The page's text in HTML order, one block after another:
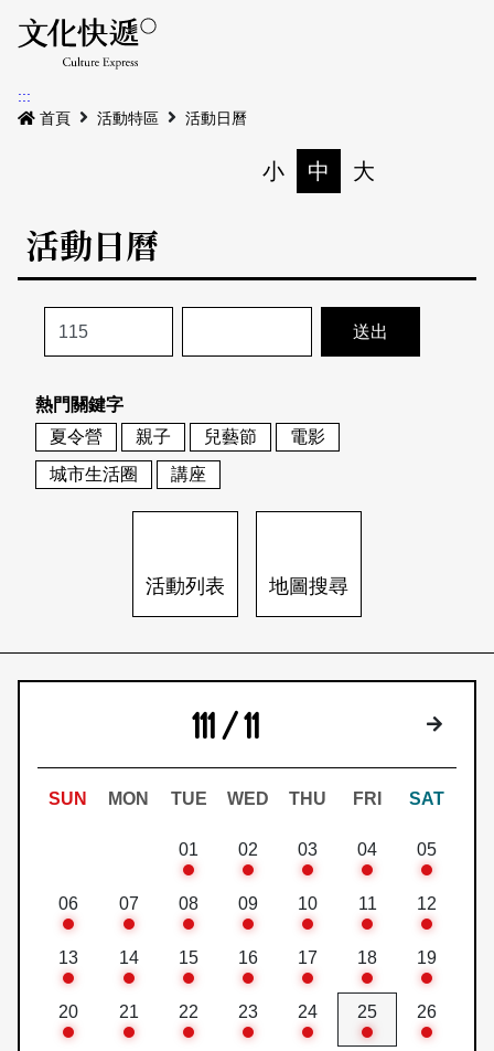
最新公告
本期專題
歷史專題
活動特區
活動列表
地圖搜尋
關於我們
關於我們
刊物索取地點
會員基本資料
刊登活動
網站導覽 English
日本語 登入/註冊
:::
首頁
活動特區 活動日曆
小 中 大
活動日曆
熱門關鍵字
夏令營
親子 兒藝節
電影
城市生活圈
講座
活動列表 地圖搜尋
111 / 11 下個月
SUN MON TUE WED THU FRI SAT
01 02 03 04 05
06 07 08 09 10 11 12
13 14 15 16 17 18 19
20 21 22 23 24 25 26